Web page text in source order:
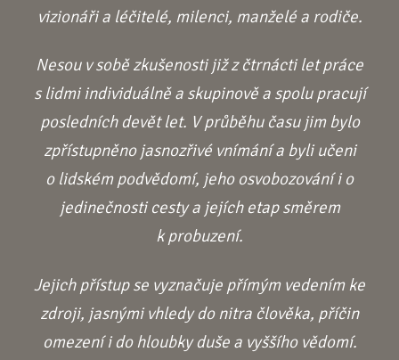
vizionáři a léčitelé, milenci, manželé a rodiče.
Nesou v sobě zkušenosti již z čtrnácti let práce
s lidmi individuálně a skupinově a spolu pracují
posledních devět let. V průběhu času jim bylo
zpřístupněno jasnozřivé vnímání a byli učeni
o lidském podvědomí, jeho osvobozování i o
jedinečnosti cesty a jejích etap směrem
k probuzení.
Jejich přístup se vyznačuje přímým vedením ke
zdroji, jasnými vhledy do nitra člověka, příčin
omezení i do hloubky duše a vyššího vědomí.